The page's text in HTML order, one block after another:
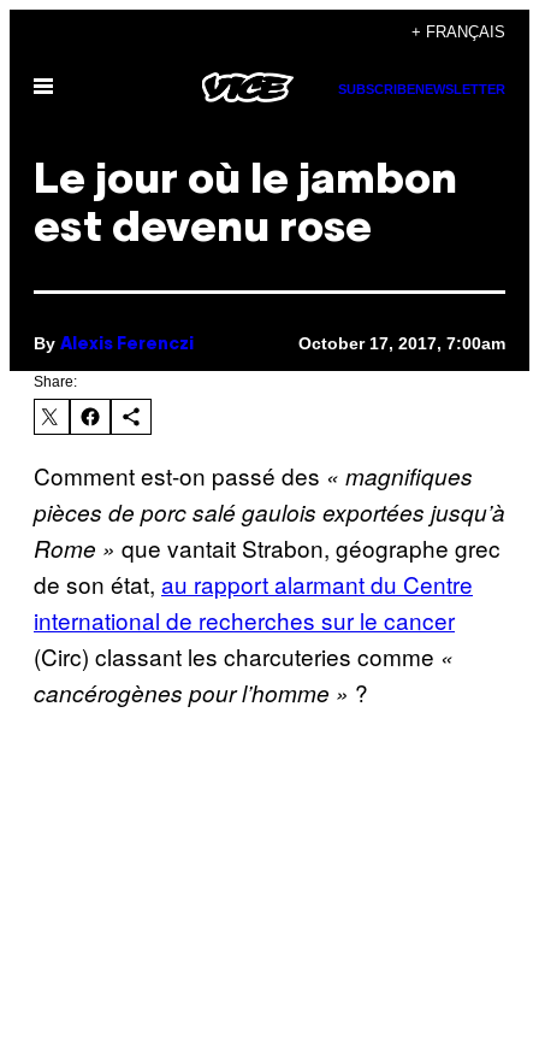
content
+ FRANÇAIS
Open
SUBSCRIBENEWSLETTER
Le jour où le jambon
est devenu rose
By Alexis Ferenczi October 17, 2017, 7:00am
Share:
Comment est-on passé des « magnifiques
pièces de porc salé gaulois exportées jusqu’à
Rome » que vantait Strabon, géographe grec
de son état, au rapport alarmant du Centre
international de recherches sur le cancer
(Circ) classant les charcuteries comme «
cancérogènes pour l’homme » ?